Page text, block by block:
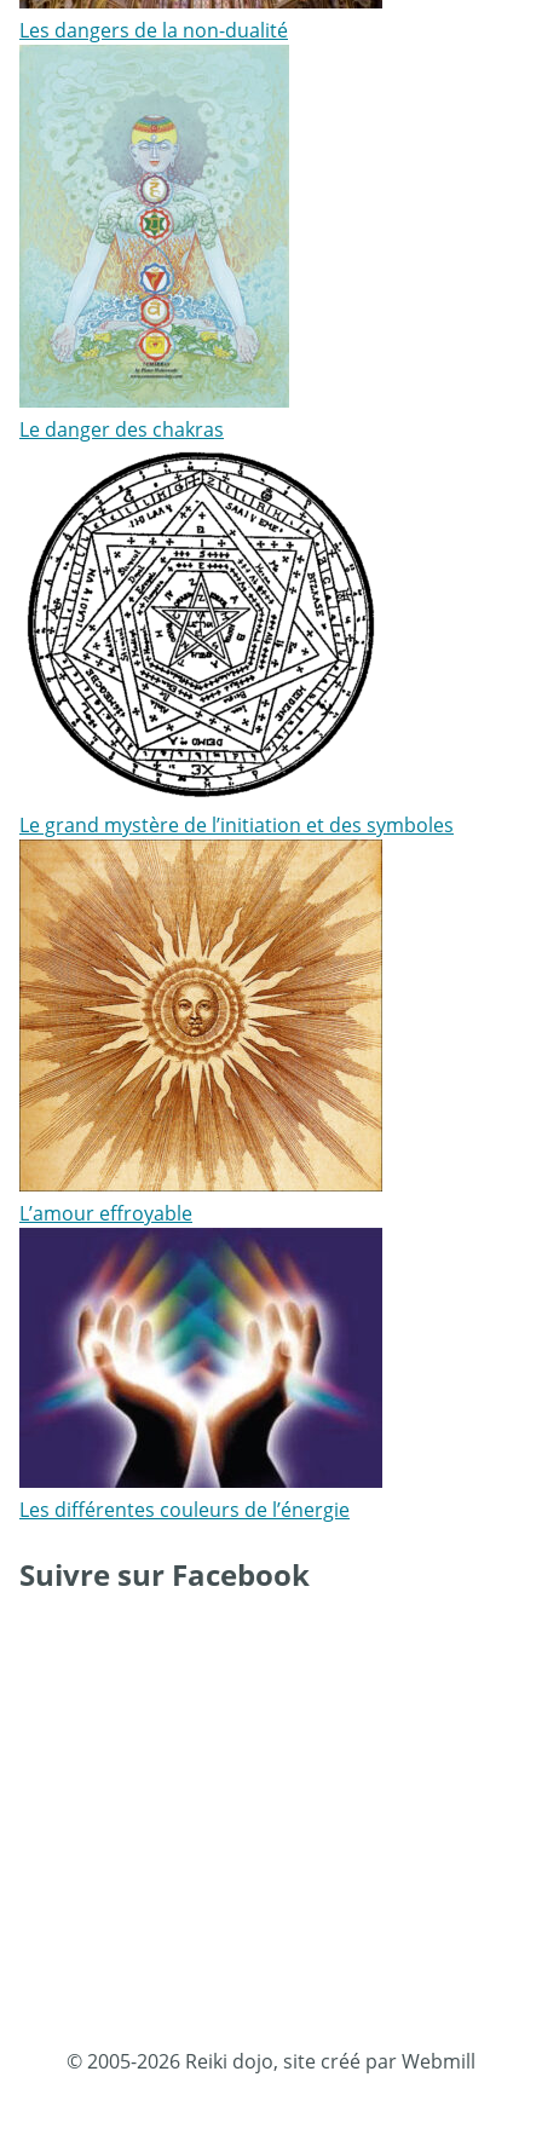
Les dangers de la non-dualité
Le danger des chakras
Le grand mystère de l’initiation et des symboles
L’amour effroyable
Les différentes couleurs de l’énergie
Suivre sur Facebook
© 2005-2026 Reiki dojo, site créé par Webmill